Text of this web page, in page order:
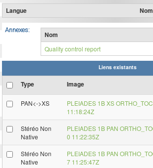
Langue Nom
Annexes:
Nom
Quality control report
Liens existants
Type Image
PAN<->XS
PLEIADES 1B XS
11:18:24Z
Stéréo Non
Native
PLEIADES 1B PAN
0 11:22:35Z
Stéréo Non
Native
PLEIADES 1B PAN
7 11:25:47Z